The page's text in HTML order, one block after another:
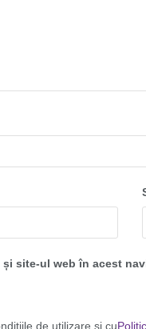
și site-ul web în acest
de utilizare și cu